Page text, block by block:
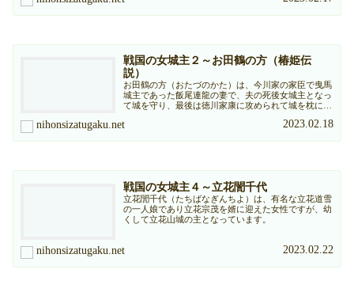
戦国の女城主２～お田鶴の方（椿姫伝
説）
お田鶴の方（おたづのかた）は、今川家の家臣で曳馬
城主であった飯尾連龍の妻で、夫の死後女城主となっ
て城を守り、最後は徳川家康に攻められて城を枕に壮
る女性です。
nihonsizatugaku.net 2023.02.18
戦国の女城主４～立花誾千代
立花誾千代（たちばなぎんちよ）は、有名な立花道雪
の一人娘であり立花宗茂を婿に迎えた女性ですが、幼
くして立花山城の主となっています。
nihonsizatugaku.net 2023.02.22